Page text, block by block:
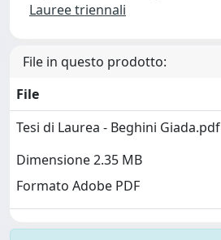
Lauree triennali
File in questo prodotto:
File
Tesi di Laurea - Beghini Giada.pdf
Dimensione 2.35 MB
Formato Adobe PDF